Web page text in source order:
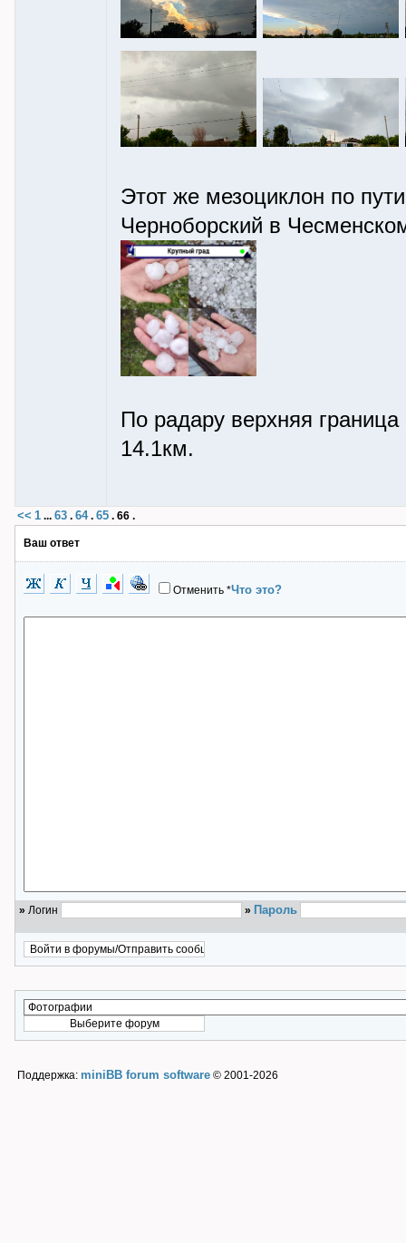
Этот же мезоциклон по
Черноборский в
По радару верхняя граница
14.1км.
<< 1 ... 63 . 64. 65 . 66 .
Ваш ответ
Отменить *Что это?
» Логин » Пароль
Поддержка: miniBB forum software © 2001-2026